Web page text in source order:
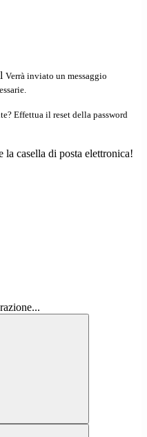
Verrà inviato un messaggio
Effettua il reset della password
casella di posta elettronica!